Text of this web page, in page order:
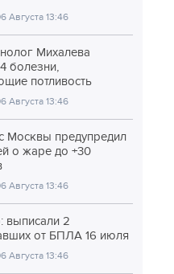
Августа 13:46
Михалева
болезни,
потливость
Августа 13:46
Москвы предупредил
о жаре до +30
Августа 13:46
выписали 2
от БПЛА 16 июля
Августа 13:46